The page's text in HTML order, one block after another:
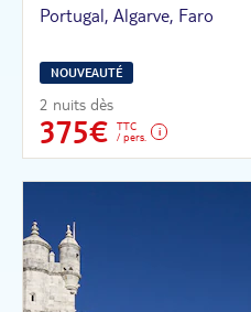
Portugal, Algarve, Faro
NOUVEAUTÉ
2 nuits dès
375€
TTC
/ pers.